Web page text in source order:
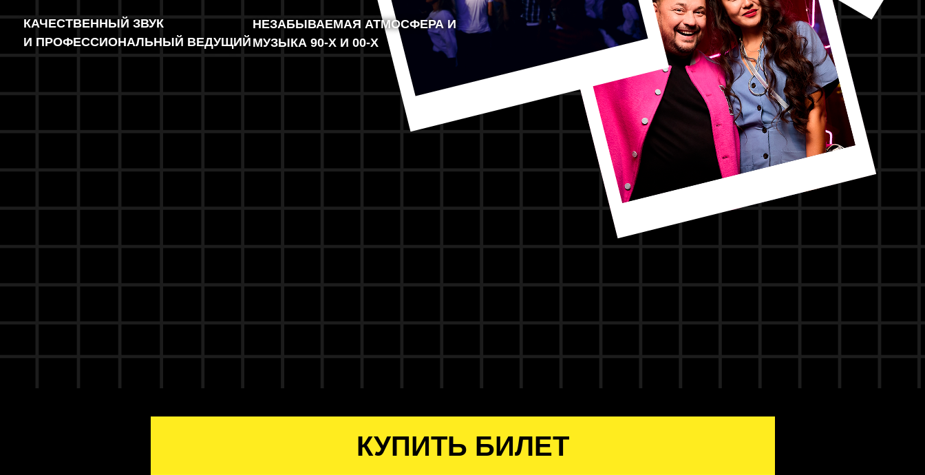
КАЧЕСТВЕННЫЙ ЗВУК
И ПРОФЕССИОНАЛЬНЫЙ ВЕДУЩИЙ
НЕЗАБЫВАЕМАЯ АТМОСФЕРА И
МУЗЫКА 90-Х И 00-Х
КУПИТЬ БИЛЕТ